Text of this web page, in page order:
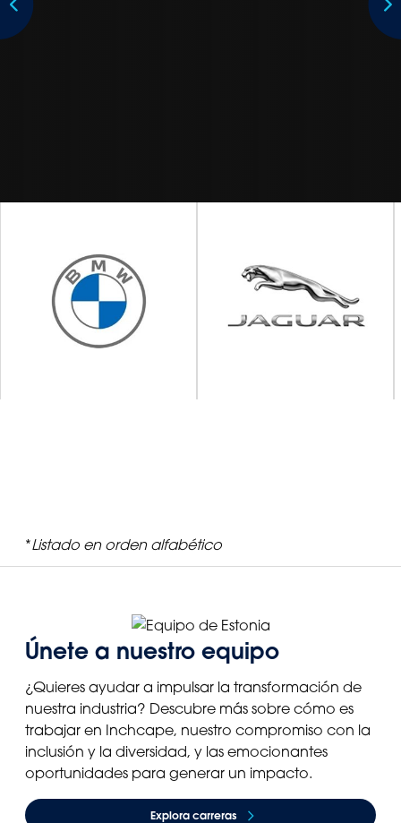
*Listado en orden alfabético
Únete a nuestro equipo
¿Quieres ayudar a impulsar la transformación de
nuestra industria? Descubre más sobre cómo es
trabajar en Inchcape, nuestro compromiso con la
inclusión y la diversidad, y las emocionantes
oportunidades para generar un impacto.
Explora carreras